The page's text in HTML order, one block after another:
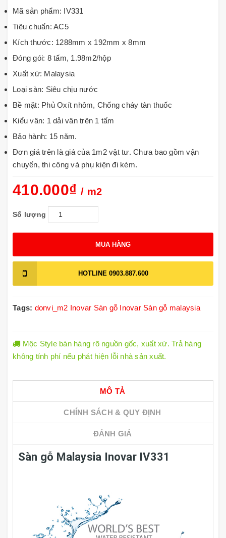
Mã sản phẩm: IV331
Tiêu chuẩn: AC5
Kích thước: 1288mm x 192mm x 8mm
Đóng gói: 8 tấm, 1.98m2/hộp
Xuất xứ: Malaysia
Loại sàn: Siêu chịu nước
Bề mặt: Phủ Oxít nhôm, Chống cháy tàn thuốc
Kiểu vân: 1 dải vân trên 1 tấm
Bảo hành: 15 năm.
Đơn giá trên là giá của 1m2 vật tư. Chưa bao gồm vận
chuyển, thi công và phụ kiện đi kèm.
410.000₫/ m2
Số lượng
MUA HÀNG
HOTLINE 0903.887.600
Tags: donvi_m2 Inovar Sàn gỗ Inovar Sàn gỗ malaysia
Mộc Style bán hàng rõ nguồn gốc, xuất xứ. Trả hàng
không tính phí nếu phát hiện lỗi nhà sản xuất.
MÔ TẢ
CHÍNH SÁCH & QUY ĐỊNH
ĐÁNH GIÁ
Sàn gỗ Malaysia Inovar IV331